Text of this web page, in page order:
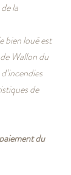
la
bien loué est
Wallon du
de
du